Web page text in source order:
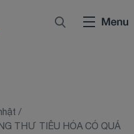
/
THƯ TIÊU HÓA CÓ QUÁ